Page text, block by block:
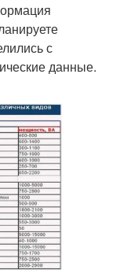
с
данные.